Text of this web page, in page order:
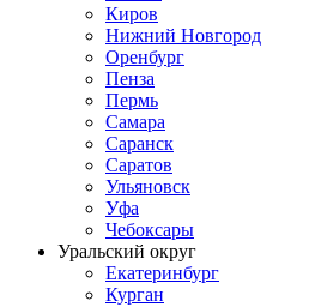
Киров
Нижний Новгород
Оренбург
Пенза
Пермь
Самара
Саранск
Саратов
Ульяновск
Уфа
Чебоксары
Уральский округ
Екатеринбург
Курган